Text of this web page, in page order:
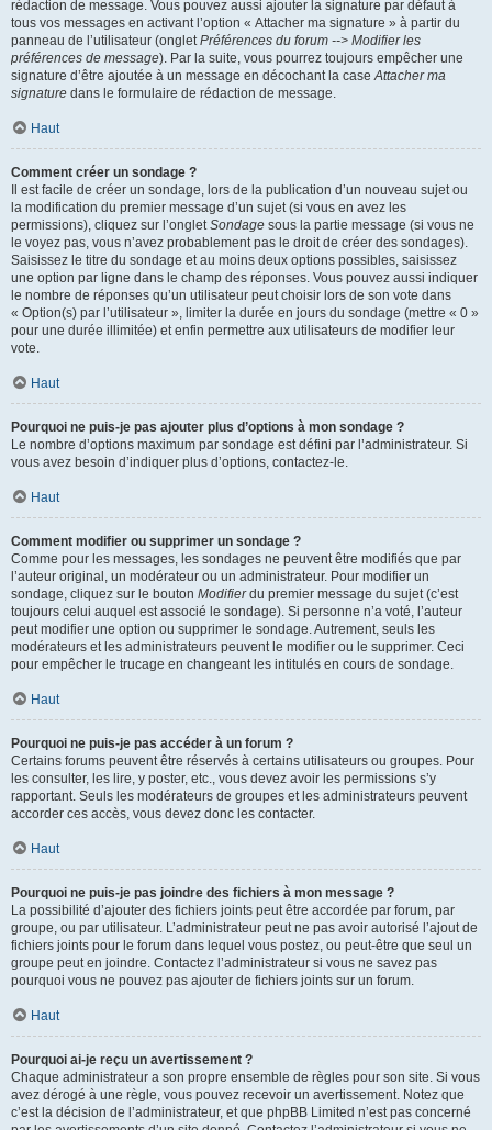
rédaction de message. Vous pouvez aussi ajouter la signature par défaut à
tous vos messages en activant l’option « Attacher ma signature » à partir du
panneau de l’utilisateur (ongletPréférences du forum --> Modifier les
préférences de message). Par la suite, vous pourrez toujours empêcher une
signature d’être ajoutée à un message en décochant la caseAttacher ma
signature dans le formulaire de rédaction de message.
Haut
Comment créer un sondage ?
Il est facile de créer un sondage, lors de la publication d’un nouveau sujet ou
la modification du premier message d’un sujet (si vous en avez les
permissions), cliquez sur l’ongletSondage sous la partie message (si vous ne
le voyez pas, vous n’avez probablement pas le droit de créer des sondages).
Saisissez le titre du sondage et au moins deux options possibles, saisissez
une option par ligne dans le champ des réponses. Vous pouvez aussi indiquer
le nombre de réponses qu’un utilisateur peut choisir lors de son vote dans
« Option(s) par l’utilisateur », limiter la durée en jours du sondage (mettre « 0 »
pour une durée illimitée) et enfin permettre aux utilisateurs de modifier leur
vote.
Haut
Pourquoi ne puis-je pas ajouter plus d’options à mon sondage ?
Le nombre d’options maximum par sondage est défini par l’administrateur. Si
vous avez besoin d’indiquer plus d’options, contactez-le.
Haut
Comment modifier ou supprimer un sondage ?
Comme pour les messages, les sondages ne peuvent être modifiés que par
l’auteur original, un modérateur ou un administrateur. Pour modifier un
sondage, cliquez sur le bouton Modifierdu premier message du sujet (c’est
toujours celui auquel est associé le sondage). Si personne n’a voté, l’auteur
peut modifier une option ou supprimer le sondage. Autrement, seuls les
modérateurs et les administrateurs peuvent le modifier ou le supprimer. Ceci
pour empêcher le trucage en changeant les intitulés en cours de sondage.
Haut
Pourquoi ne puis-je pas accéder à un forum ?
Certains forums peuvent être réservés à certains utilisateurs ou groupes. Pour
les consulter, les lire, y poster, etc., vous devez avoir les permissions s’y
rapportant. Seuls les modérateurs de groupes et les administrateurs peuvent
accorder ces accès, vous devez donc les contacter.
Haut
Pourquoi ne puis-je pas joindre des fichiers à mon message ?
La possibilité d’ajouter des fichiers joints peut être accordée par forum, par
groupe, ou par utilisateur. L’administrateur peut ne pas avoir autorisé l’ajout de
fichiers joints pour le forum dans lequel vous postez, ou peut-être que seul un
groupe peut en joindre. Contactez l’administrateur si vous ne savez pas
pourquoi vous ne pouvez pas ajouter de fichiers joints sur un forum.
Haut
Pourquoi ai-je reçu un avertissement ?
Chaque administrateur a son propre ensemble de règles pour son site. Si vous
avez dérogé à une règle, vous pouvez recevoir un avertissement. Notez que
c’est la décision de l’administrateur, et que phpBB Limited n’est pas concerné